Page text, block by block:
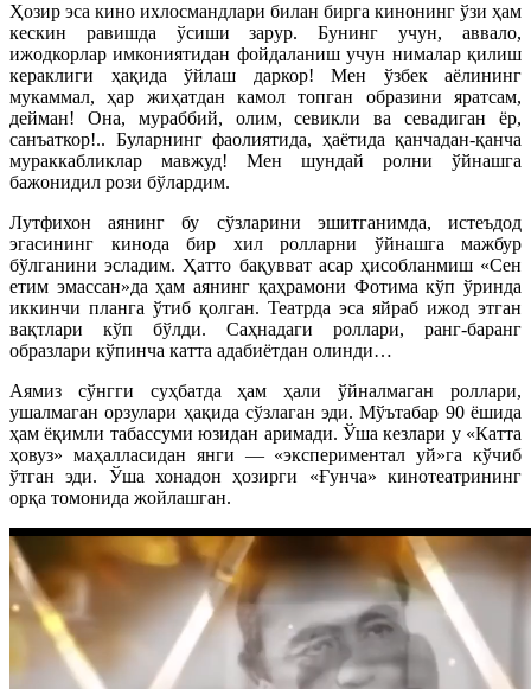
Ҳозир эса кино ихлосмандлари билан бирга кинонинг ўзи ҳам
кескин равишда ўсиши зарур. Бунинг учун, аввало,
ижодкорлар имкониятидан фойдаланиш учун нималар қилиш
кераклиги ҳақида ўйлаш даркор! Мен ўзбек аёлининг
мукаммал, ҳар жиҳатдан камол топган образини яратсам,
дейман! Она, мураббий, олим, севикли ва севадиган ёр,
санъаткор!.. Буларнинг фаолиятида, ҳаётида қанчадан-қанча
мураккабликлар мавжуд! Мен шундай ролни ўйнашга
бажонидил рози бўлардим.
Лутфихон аянинг бу сўзларини эшитганимда, истеъдод
эгасининг кинода бир хил ролларни ўйнашга мажбур
бўлганини эсладим. Ҳатто бақувват асар ҳисобланмиш «Сен
етим эмассан»да ҳам аянинг қаҳрамони Фотима кўп ўринда
иккинчи планга ўтиб қолган. Театрда эса яйраб ижод этган
вақтлари кўп бўлди. Саҳнадаги роллари, ранг-баранг
образлари кўпинча катта адабиётдан олинди…
Аямиз сўнгги суҳбатда ҳам ҳали ўйналмаган роллари,
ушалмаган орзулари ҳақида сўзлаган эди. Мўътабар 90 ёшида
ҳам ёқимли табассуми юзидан аримади. Ўша кезлари у «Катта
ҳовуз» маҳалласидан янги — «экспериментал уй»га кўчиб
ўтган эди. Ўша хонадон ҳозирги «Ғунча» кинотеатрининг
орқа томонида жойлашган.